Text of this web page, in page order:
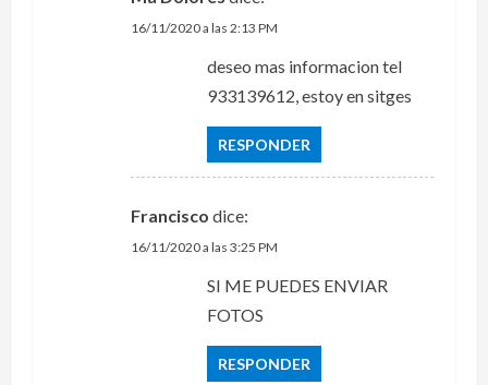
16/11/2020 a las 2:13 PM
deseo mas informacion tel
933139612, estoy en sitges
RESPONDER
Francisco dice:
16/11/2020 a las 3:25 PM
SI ME PUEDES ENVIAR
FOTOS
RESPONDER